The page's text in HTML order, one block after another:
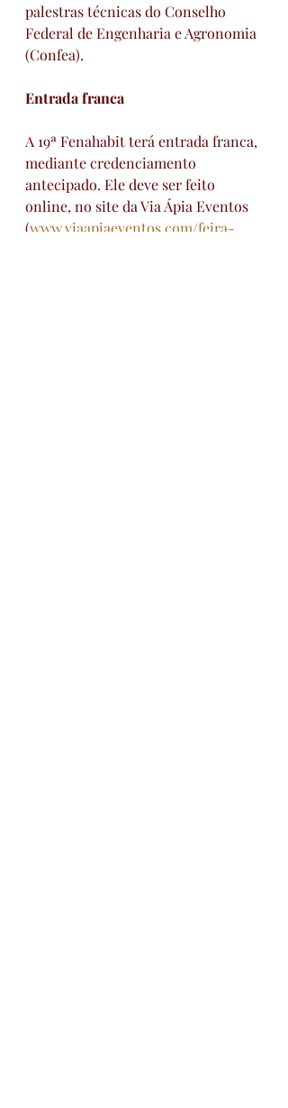
palestras técnicas do Conselho
Federal de Engenharia e Agronomia
(Confea).
Entrada franca
A 19ª Fenahabit terá entrada franca,
mediante credenciamento
antecipado. Ele deve ser feito
online, no site da Via Ápia Eventos
(www.viaapiaeventos.com/feira-